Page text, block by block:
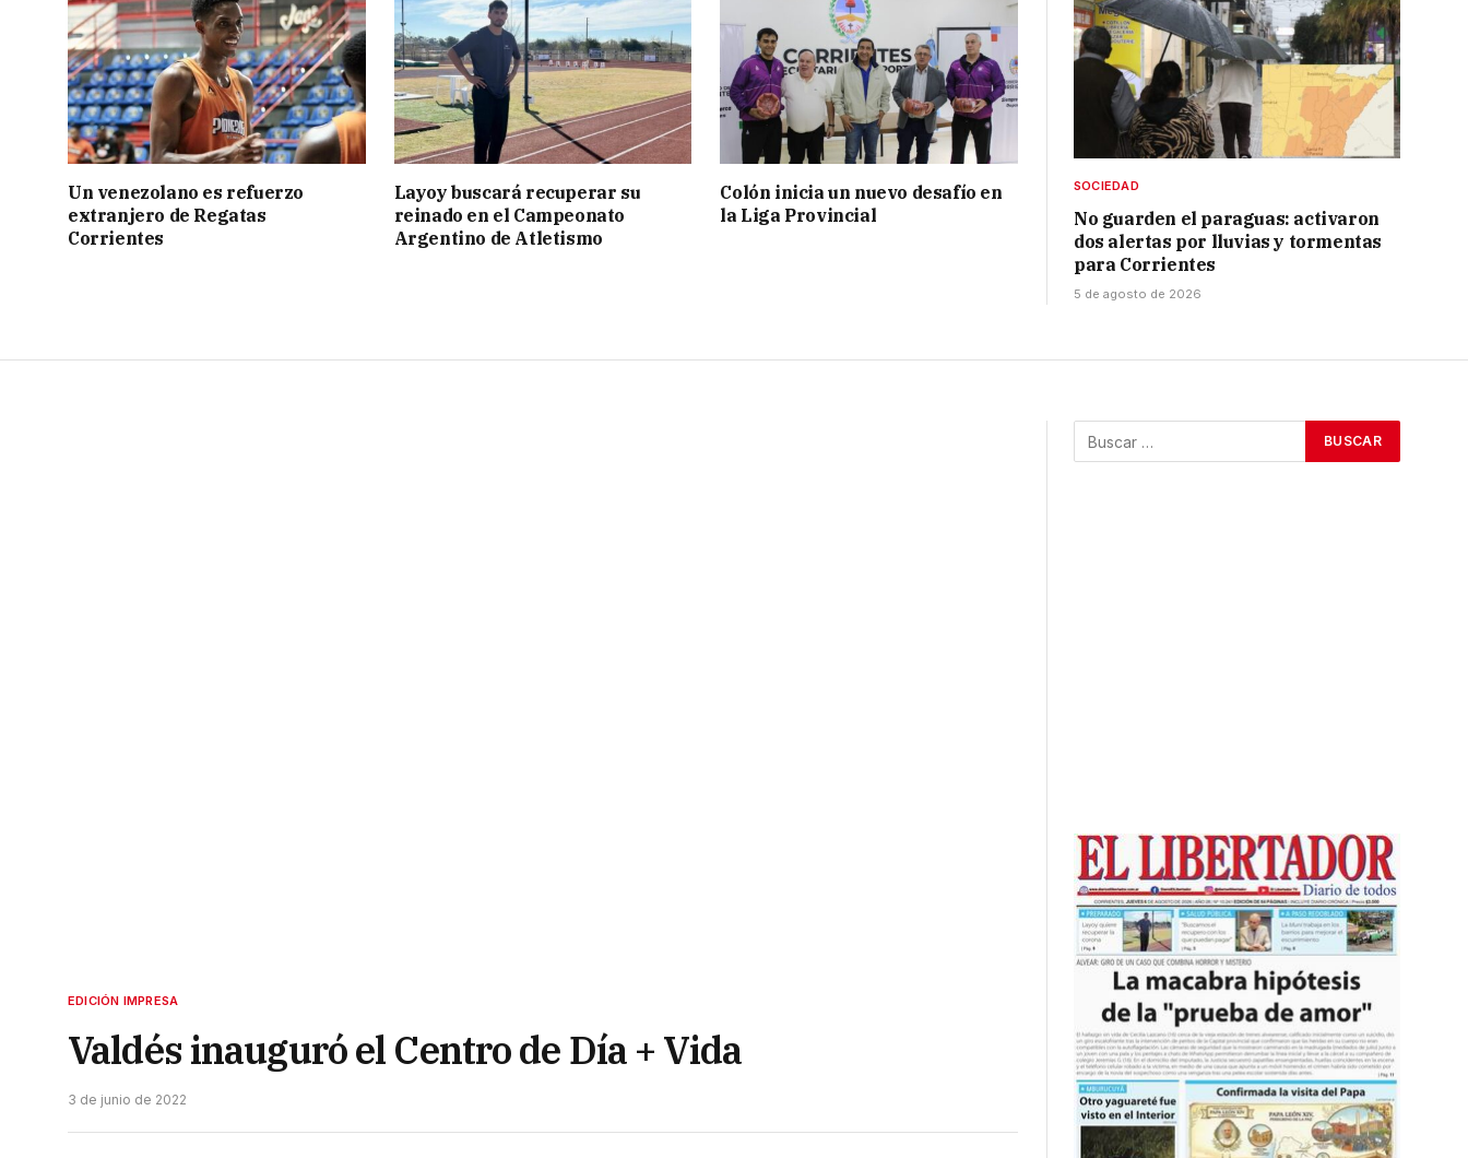
Un venezolano es refuerzo
extranjero de Regatas
Corrientes
Layoy buscará recuperar su
reinado en el Campeonato
Argentino de Atletismo
Colón inicia un nuevo desafío en
la Liga Provincial
SOCIEDAD
No guarden el paraguas: activaron
dos alertas por lluvias y tormentas
para Corrientes
5 de agosto de 2026
EDICIÓN IMPRESA
Valdés inauguró el Centro de Día + Vida
3 de junio de 2022